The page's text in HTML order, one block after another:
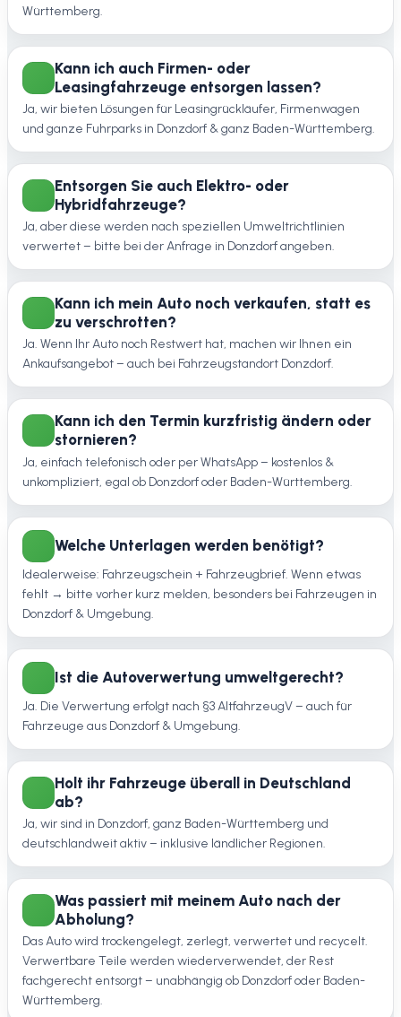
Württemberg.
Kann ich auch Firmen- oder
Leasingfahrzeuge entsorgen lassen?
Ja, wir bieten Lösungen für Leasingrückläufer, Firmenwagen
und ganze Fuhrparks in Donzdorf & ganz Baden-Württemberg.
Entsorgen Sie auch Elektro- oder
Hybridfahrzeuge?
Ja, aber diese werden nach speziellen Umweltrichtlinien
verwertet – bitte bei der Anfrage in Donzdorf angeben.
Kann ich mein Auto noch verkaufen, statt es
zu verschrotten?
Ja. Wenn Ihr Auto noch Restwert hat, machen wir Ihnen ein
Ankaufsangebot – auch bei Fahrzeugstandort Donzdorf.
Kann ich den Termin kurzfristig ändern oder
stornieren?
Ja, einfach telefonisch oder per WhatsApp – kostenlos &
unkompliziert, egal ob Donzdorf oder Baden-Württemberg.
Welche Unterlagen werden benötigt?
Idealerweise: Fahrzeugschein + Fahrzeugbrief. Wenn etwas
fehlt → bitte vorher kurz melden, besonders bei Fahrzeugen in
Donzdorf & Umgebung.
Ist die Autoverwertung umweltgerecht?
Ja. Die Verwertung erfolgt nach §3 AltfahrzeugV – auch für
Fahrzeuge aus Donzdorf & Umgebung.
Holt ihr Fahrzeuge überall in Deutschland
ab?
Ja, wir sind in Donzdorf, ganz Baden-Württemberg und
deutschlandweit aktiv – inklusive ländlicher Regionen.
Was passiert mit meinem Auto nach der
Abholung?
Das Auto wird trockengelegt, zerlegt, verwertet und recycelt.
Verwertbare Teile werden wiederverwendet, der Rest
fachgerecht entsorgt – unabhängig ob Donzdorf oder Baden-
Württemberg.